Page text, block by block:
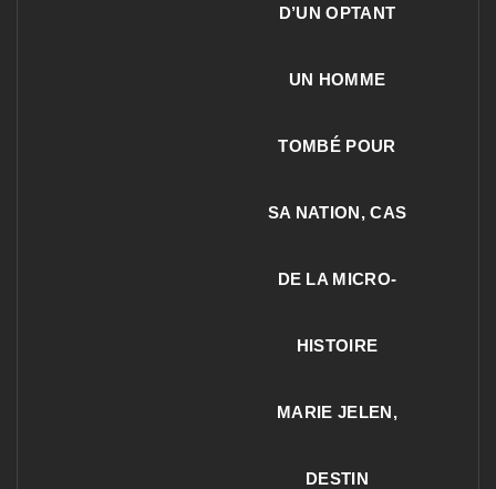
D’UN OPTANT
UN HOMME
TOMBÉ POUR
SA NATION, CAS
DE LA MICRO-
HISTOIRE
MARIE JELEN,
DESTIN